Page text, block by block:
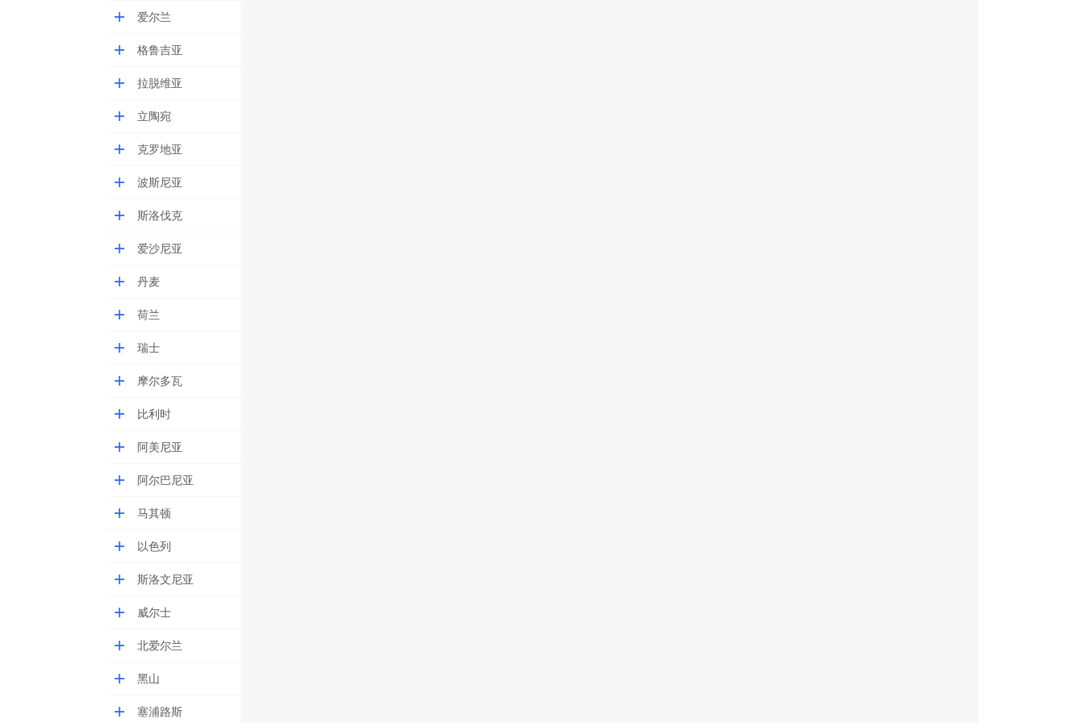
爱尔兰
格鲁吉亚
拉脱维亚
立陶宛
克罗地亚
波斯尼亚
斯洛伐克
爱沙尼亚
丹麦
荷兰
瑞士
摩尔多瓦
比利时
阿美尼亚
阿尔巴尼亚
马其顿
以色列
斯洛文尼亚
威尔士
北爱尔兰
黑山
塞浦路斯